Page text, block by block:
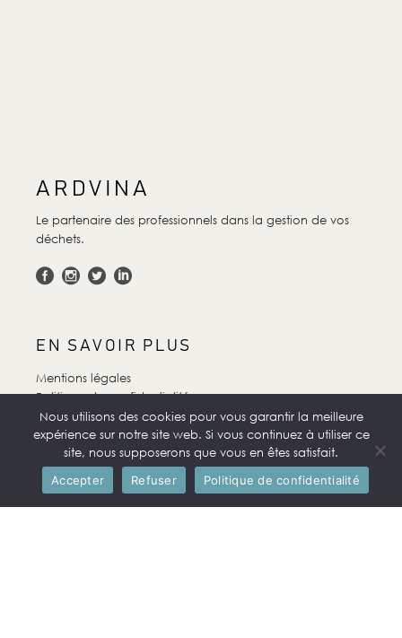
ARDVINA
Le partenaire des professionnels dans la gestion de vos
déchets.
EN SAVOIR PLUS
Mentions légales
Politique de confidentialité
FAQ
Accueil
Contact
Nous utilisons des cookies pour vous garantir la meilleure
expérience sur notre site web. Si vous continuez à utiliser ce
site, nous supposerons que vous en êtes satisfait.
Accepter
Refuser Politique de confidentialité